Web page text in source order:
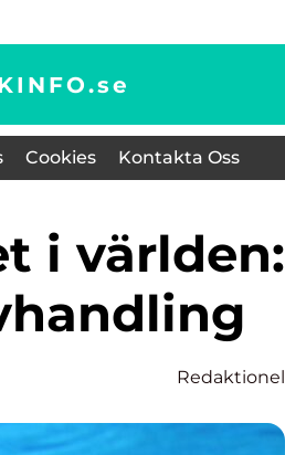
se
Cookies Kontakta Oss
Redaktionel